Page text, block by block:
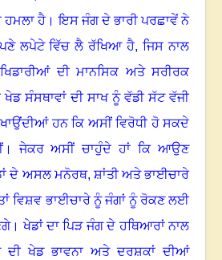
ਹਮਲਾ ਹੈ ।ਇਸ ਜੰਗ ਦੇ ਭਾਰੀ ਪਰਛਾਵੇਂ ਨੇ
ਲਪੇਟੇ ਵਿੱਚ ਲੈ ਰੱਖਿਆ ਹੈ,ਜਿਸ ਨਾਲ
ਖਿਡਾਰੀਆਂ ਦੀ ਮਾਨਸਿਕ ਅਤੇ ਸਰੀਰਕ
ਸੰਸਥਾਵਾਂ ਦੀ ਸਾਖ ਨੂੰ ਵੱਡੀ ਸੱਟ ਵੱਜੀ
ਹਨ ਕਿ ਅਸੀਂ ਵਿਰੋਧੀ ਹੋ ਸਕਦੇ
।ਜੇਕਰ ਅਸੀਂ ਚਾਹੁੰਦੇ ਹਾਂ ਕਿ ਆਉਣ
ਦੇ ਅਸਲ ਮਨੋਰਥ, ਸ਼ਾਂਤੀ ਅਤੇ ਭਾਈਚਾਰੇ
ਵਿਸ਼ਵ ਭਾਈਚਾਰੇ ਨੂੰ ਜੰਗਾਂ ਨੂੰ ਰੋਕਣ ਲਈ
।ਖੇਡਾਂ ਦਾ ਪਿੜ ਜੰਗ ਦੇ ਹਥਿਆਰਾਂ ਨਾਲ
ਦੀ ਖੇਡ ਭਾਵਨਾ ਅਤੇ ਦਰਸ਼ਕਾਂ ਦੀਆਂ